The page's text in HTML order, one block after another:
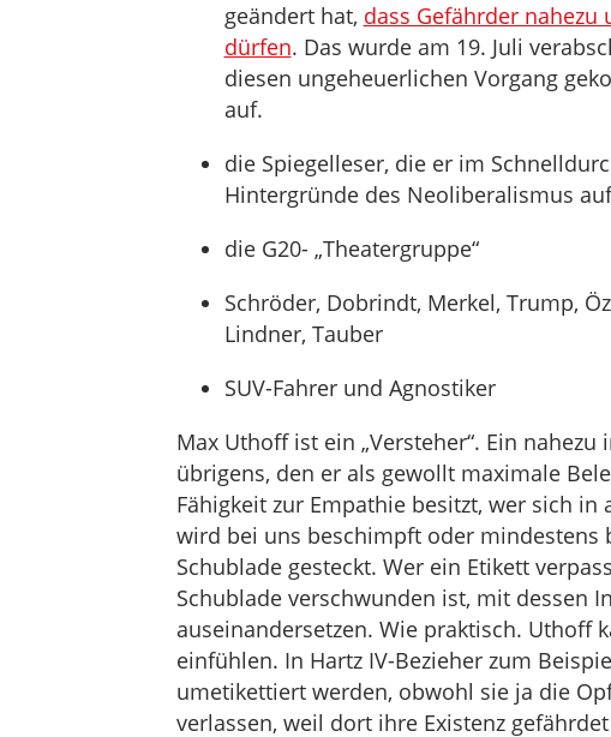
geändert hat, dass Gefährder nahezu
dürfen. Das wurde am 19. Juli
diesen ungeheuerlichen Vorgang
auf.
die Spiegelleser, die er im
Hintergründe des Neoliberalismus
die G20- „Theatergruppe“
Schröder, Dobrindt, Merkel, Trump,
Lindner, Tauber
SUV-Fahrer und Agnostiker
Max Uthoff ist ein „Versteher“. Ein
übrigens, den er als gewollt maximale
Fähigkeit zur Empathie besitzt, wer sich
wird bei uns beschimpft oder mindestens
Schublade gesteckt. Wer ein Etikett
Schublade verschwunden ist, mit dessen
auseinandersetzen. Wie praktisch. Uthoff
einfühlen. In Hartz IV-Bezieher zum
umetikettiert werden, obwohl sie ja die
verlassen, weil dort ihre Existenz